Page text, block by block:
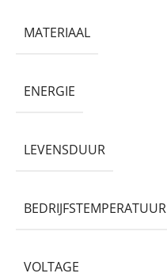
MATERIAAL
ENERGIE
LEVENSDUUR
BEDRIJFSTEMPERATUUR
VOLTAGE